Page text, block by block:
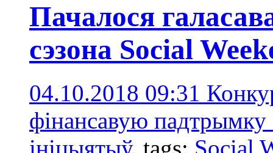
Пачалося
сэзона Social
04.10.2018 09:31
фінансавую
ініцыятыў. tags: Social